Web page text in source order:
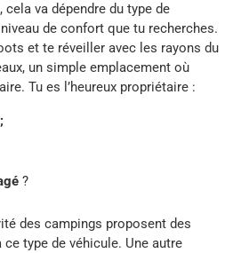
cela va dépendre du type de
de confort que tu recherches.
et te réveiller avec les rayons du
un simple emplacement où
Tu es l’heureux propriétaire :
?
des campings proposent des
type de véhicule. Une autre